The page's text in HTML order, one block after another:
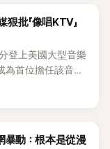
批「像唱KTV」
登上美國大型音樂
為首位擔任該音樂
手，寫下全新紀
暴動：根本是從漫